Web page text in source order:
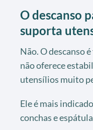
O descanso
suporta
Não. O descanso
não oferece
utensílios muito
Ele é mais
conchas e